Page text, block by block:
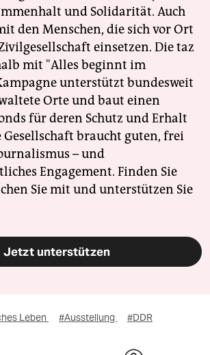
und Solidarität. Auch
den Menschen, die sich vor Ort
einsetzen. Die taz
mit "Alles beginnt im
unterstützt bundesweit
Orte und baut einen
für deren Schutz und Erhalt
Gesellschaft braucht guten, frei
– und
Engagement. Finden Sie
Sie mit und unterstützen Sie
Jetzt unterstützen
Leben #Ausstellung #DDR